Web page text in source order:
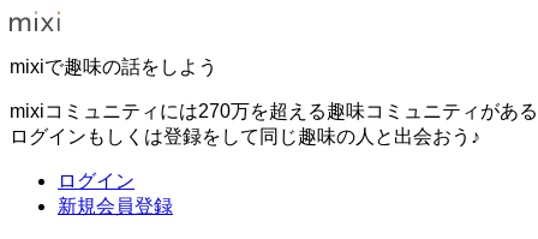
mixiで趣味の話をしよう
mixiコミュニティには270万を超える趣味コミュニティがある
ログインもしくは登録をして同じ趣味の人と出会おう♪
ログイン
新規会員登録